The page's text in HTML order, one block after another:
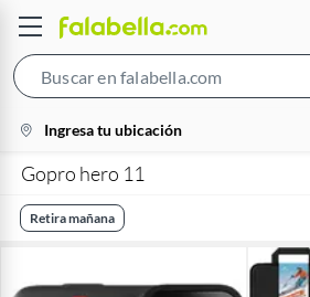
Bar
location-
icon
Ingresa tu ubicación
Gopro hero 11
Retira mañana